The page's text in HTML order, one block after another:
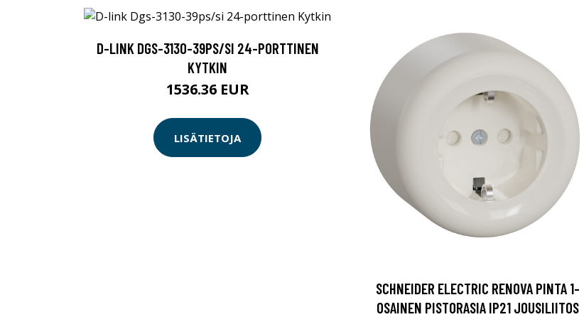
D-LINK DGS-3130-39PS/SI 24-PORTTINEN
KYTKIN
1536.36 EUR
LISÄTIETOJA
SCHNEIDER ELECTRIC RENOVA PINTA 1-
OSAINEN PISTORASIA IP21 JOUSILIITOS